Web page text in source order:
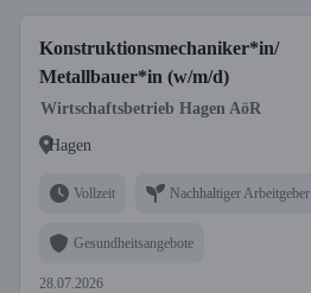
Konstruktionsmechaniker*in/
Metallbauer*in (w/m/d)
Wirtschaftsbetrieb Hagen AöR
Hagen
Vollzeit Nachhaltiger Arbeitgeber
Gesundheitsangebote
28.07.2026